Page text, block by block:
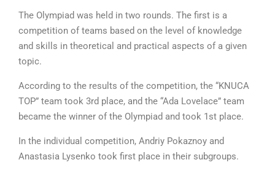
The Olympiad was held in two rounds. The first is a
competition of teams based on the level of knowledge
and skills in theoretical and practical aspects of a given
topic.
According to the results of the competition, the “KNUCA
TOP” team took 3rd place, and the “Ada Lovelace” team
became the winner of the Olympiad and took 1st place.
In the individual competition, Andriy Pokaznoy and
Anastasia Lysenko took first place in their subgroups.